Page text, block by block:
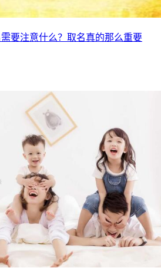
要注意什么？取名真的那么重要